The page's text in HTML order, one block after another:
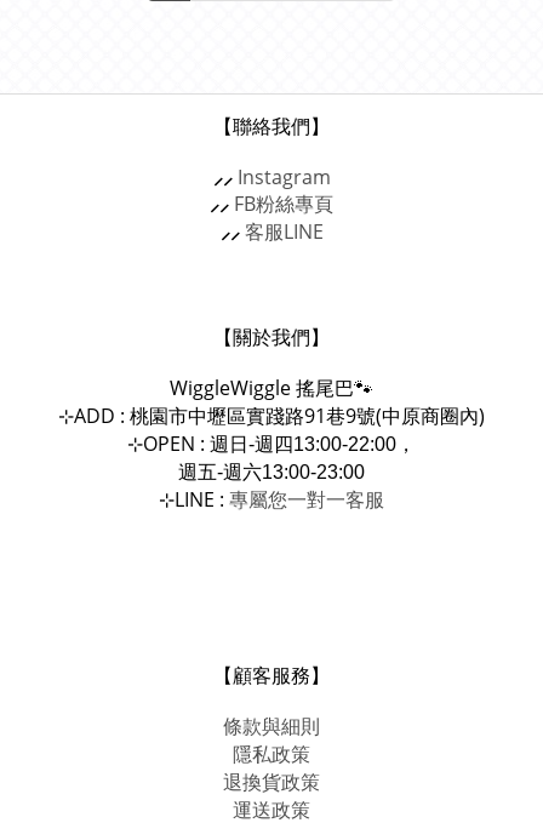
【聯絡我們】
⸝⸝ Instagram
⸝⸝ FB粉絲專頁
⸝⸝客服LINE
【關於我們】
WiggleWiggle搖尾巴🐾
⊹ADD : 桃園市中壢區實踐路91巷9號(中原商圈內)
⊹OPEN : 週日-週四13:00-22:00，
週五-週六13:00-23:00
⊹LINE : 專屬您一對一客服
【顧客服務】
條款與細則
隱私政策
退換貨政策
運送政策